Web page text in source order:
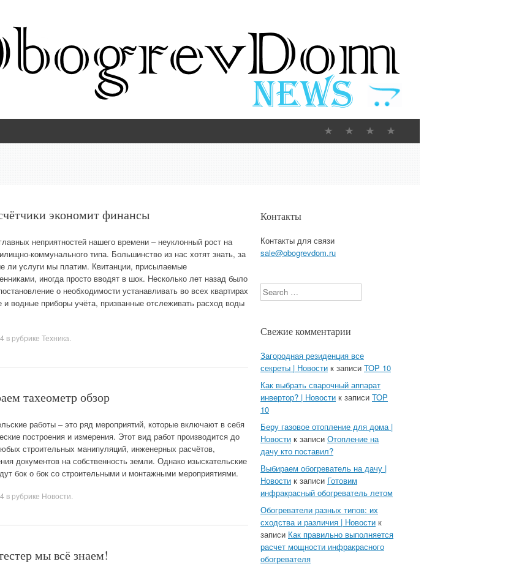
экономит финансы
неприятностей нашего времени – неуклонный рост на
коммунального типа. Большинство из нас хотят знать, за
ли услуги мы платим. Квитанции, присылаемые
иногда просто вводят в шок. Несколько лет назад было
о необходимости устанавливать во всех квартирах
и водные приборы учёта, призванные отслеживать расход воды
в рубрике Техника
тахеометр обзор
работы – это ряд мероприятий, которые включают в себя
построения и измерения. Этот вид работ производится до
строительных манипуляций, инженерных расчётов,
документов на собственность земли. Однако изыскательские
бок о бок со строительными и монтажными мероприятиями.
в рубрике Новости
мы всё знаем!
Контакты
Контакты для связи
sale@obogrevdom.ru
Search
Свежие комментарии
Загородная резиденция все
секреты | Новости к записи TOP 10
Как выбрать сварочный аппарат
инвертор? | Новости к записи TOP
10
Беру газовое отопление для дома |
Новости к записи Отопление на
дачу кто поставил?
Выбираем обогреватель на дачу |
Новости к записи Готовим
инфракрасный обогреватель летом
Обогреватели разных типов: их
сходства и различия | Новости к
записи Как правильно выполняется
расчет мощности инфракрасного
обогревателя